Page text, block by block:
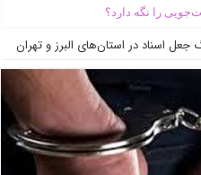
را نگه دارد؟
جعل اسناد در استان‌های البرز و تهران